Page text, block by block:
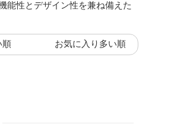
能性とデザイン性を兼ね備えた
順 お気に入り多い順